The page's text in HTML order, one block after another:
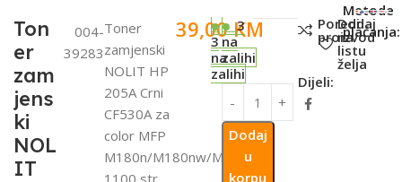
Ton
er
zam
jens
ki
NOL
IT
004-
39283
Toner
zamjenski
NOLIT HP
205A Crni
CF530A za
color MFP
M180n/M180nw/M181fw
39,00KM
3
na
zalihi
3
na
zalihi
Dodaj
u
korpu
Poredi
proizvod
Dodaj
na
listu
želja
Dijeli:
Metode
plaćanja: